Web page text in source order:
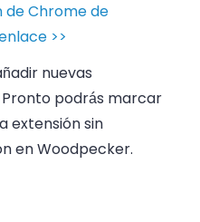
de Chrome de
>>
nuevas
podrás marcar
extensión sin
en Woodpecker.